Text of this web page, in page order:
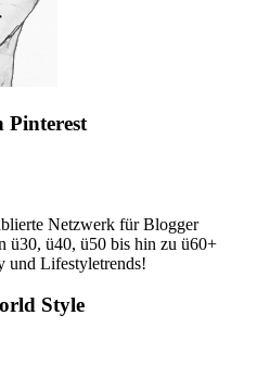
Pinterest
Netzwerk für Blogger
ü30, ü40, ü50 bis hin zu ü60+
und Lifestyletrends!
Style